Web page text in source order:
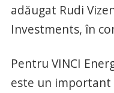
adăugat Rudi
Investments, în
Pentru VINCI
este un